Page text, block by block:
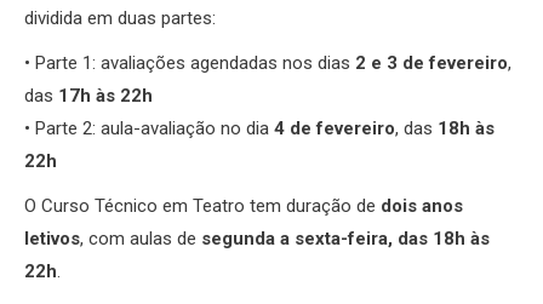
dividida em duas partes:
• Parte 1: avaliações agendadas nos dias 2 e 3 de fevereiro,
das 17h às 22h
• Parte 2: aula-avaliação no dia 4 de fevereiro, das 18h às
22h
O Curso Técnico em Teatro tem duração de dois anos
letivos, com aulas de segunda a sexta-feira, das 18h às
22h.